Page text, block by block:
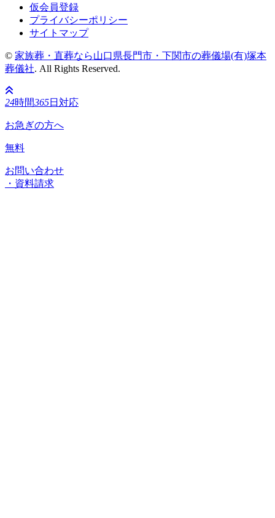
仮会員登録
プライバシーポリシー
サイトマップ
© 家族葬・直葬なら山口県長門市・下関市の葬儀場(有)塚本
葬儀社. All Rights Reserved.
24時間365日対応
お急ぎの方へ
無料
お問い合わせ
・資料請求